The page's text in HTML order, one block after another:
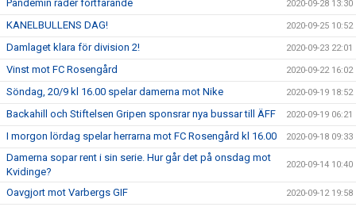
Pandemin råder fortfarande 2020-09-28 13:30
KANELBULLENS DAG! 2020-09-25 10:52
Damlaget klara för division 2! 2020-09-23 22:01
Vinst mot FC Rosengård 2020-09-22 16:02
Söndag, 20/9 kl 16.00 spelar damerna mot Nike 2020-09-19 18:52
Backahill och Stiftelsen Gripen sponsrar nya bussar till ÄFF 2020-09-19 06:21
I morgon lördag spelar herrarna mot FC Rosengård kl 16.00 2020-09-18 09:33
Damerna sopar rent i sin serie. Hur går det på onsdag mot
Kvidinge?
2020-09-14 10:40
Oavgjort mot Varbergs GIF 2020-09-12 19:58